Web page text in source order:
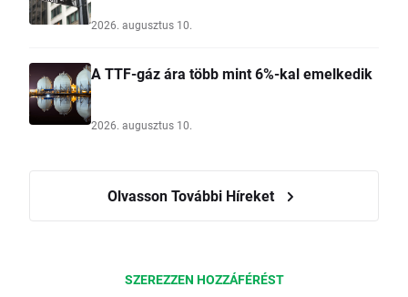
2026. augusztus 10.
A TTF-gáz ára több mint 6%-kal emelkedik
2026. augusztus 10.
Olvasson További Híreket
SZEREZZEN HOZZÁFÉRÉST